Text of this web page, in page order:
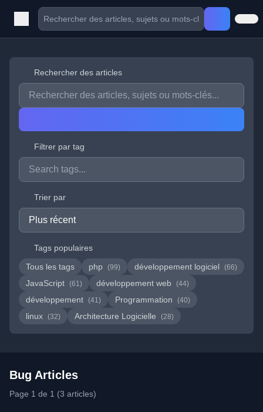
Rechercher des articles
Filtrer par tag
Trier par
Tags populaires
Tous les tags
php (99) développement logiciel (66)
JavaScript (61) développement web (44)
développement (41) Programmation (40)
linux (32) Architecture Logicielle (28)
Bug Articles
Page 1 de 1 (3 articles)